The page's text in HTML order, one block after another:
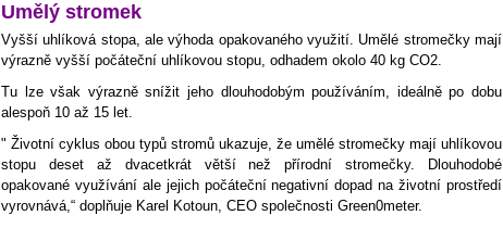
Umělý stromek
Vyšší uhlíková stopa, ale výhoda opakovaného využití. Umělé stromečky mají
výrazně vyšší počáteční uhlíkovou stopu, odhadem okolo 40 kg CO2.
Tu lze však výrazně snížit jeho dlouhodobým používáním, ideálně po dobu
alespoň 10 až 15 let.
" Životní cyklus obou typů stromů ukazuje, že umělé stromečky mají uhlíkovou
stopu deset až dvacetkrát větší než přírodní stromečky. Dlouhodobé
opakované využívání ale jejich počáteční negativní dopad na životní prostředí
vyrovnává,“ doplňuje Karel Kotoun, CEO společnosti Green0meter.